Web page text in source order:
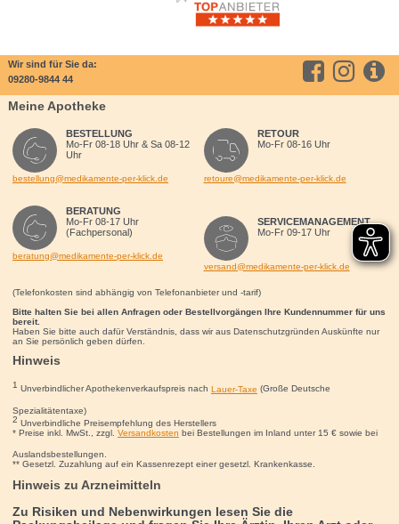
Wir sind für Sie da:
09280-9844 44
Meine Apotheke
BESTELLUNG
Mo-Fr 08-18 Uhr & Sa 08-12
Uhr
bestellung@medikamente-per-klick.de
BERATUNG
Mo-Fr 08-17 Uhr
(Fachpersonal)
beratung@medikamente-per-klick.de
RETOUR
Mo-Fr 08-16 Uhr
retoure@medikamente-per-klick.de
SERVICEMANAGEMENT
Mo-Fr 09-17 Uhr
versand@medikamente-per-klick.de
(Telefonkosten sind abhängig von Telefonanbieter und -tarif)
Bitte halten Sie bei allen Anfragen oder Bestellvorgängen Ihre Kundennummer für uns
bereit.
Haben Sie bitte auch dafür Verständnis, dass wir aus Datenschutzgründen Auskünfte nur
an Sie persönlich geben dürfen.
Hinweis
1 Unverbindlicher Apothekenverkaufspreis nach Lauer-Taxe (Große Deutsche
Spezialitätentaxe)
2 Unverbindliche Preisempfehlung des Herstellers
* Preise inkl. MwSt., zzgl. Versandkosten bei Bestellungen im Inland unter 15 €sowie bei
Auslandsbestellungen.
** Gesetzl. Zuzahlung auf ein Kassenrezept einer gesetzl. Krankenkasse.
Hinweis zu Arzneimitteln
Zu Risiken und Nebenwirkungen lesen Sie die